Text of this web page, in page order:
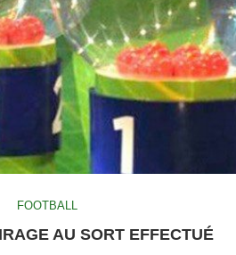
FOOTBALL
AU SORT EFFECTUÉ